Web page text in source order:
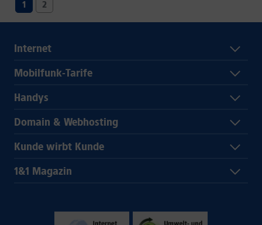
1 2
Internet
Mobilfunk-Tarife
Handys
Domain & Webhosting
Kunde wirbt Kunde
1&1 Magazin